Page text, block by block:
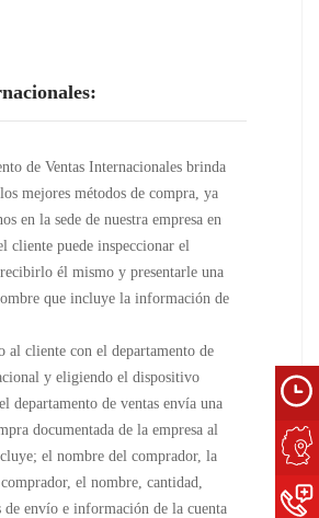
de Ventas Internacionales brinda
mejores métodos de compra, ya
en la sede de nuestra empresa en
cliente puede inspeccionar el
él mismo y presentarle una
que incluye la información de
al cliente con el departamento de
y eligiendo el dispositivo
departamento de ventas envía una
documentada de la empresa al
el nombre del comprador, la
el nombre, cantidad,
de envío e información de la cuenta